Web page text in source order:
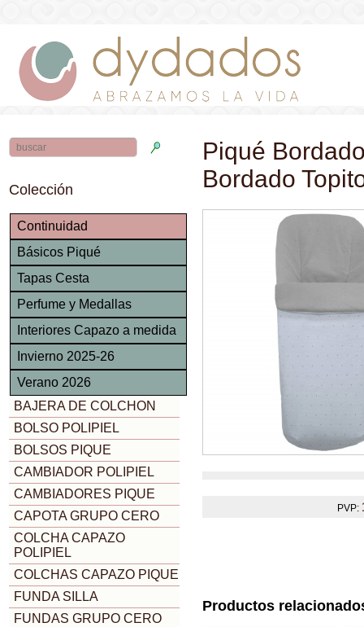
Colección
Continuidad
Básicos Piqué
Tapas Cesta
Perfume y Medallas
Interiores Capazo a medida
Invierno 2025-26
Verano 2026
BAJERA DE COLCHON
BOLSO POLIPIEL
BOLSOS PIQUE
CAMBIADOR POLIPIEL
CAMBIADORES PIQUE
CAPOTA GRUPO CERO
COLCHA CAPAZO
POLIPIEL
COLCHAS CAPAZO PIQUE
FUNDA SILLA
FUNDAS GRUPO CERO
Piqué
Bordado
PVP:
Productos